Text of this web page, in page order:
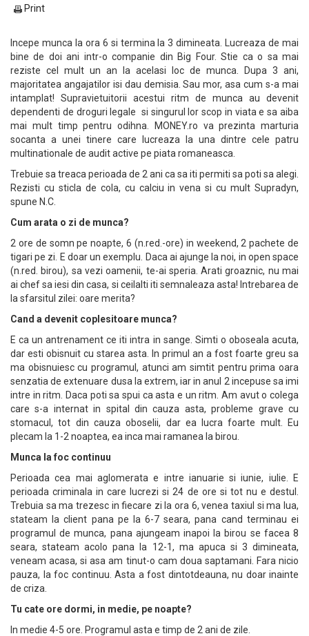
Print
Incepe munca la ora 6 si termina la 3 dimineata. Lucreaza de mai
bine de doi ani intr-o companie din Big Four. Stie ca o sa mai
reziste cel mult un an la acelasi loc de munca. Dupa 3 ani,
majoritatea angajatilor isi dau demisia. Sau mor, asa cum s-a mai
intamplat! Supravietuitorii acestui ritm de munca au devenit
dependenti de droguri legale si singurul lor scop in viata e sa aiba
mai mult timp pentru odihna. MONEY.ro va prezinta marturia
socanta a unei tinere care lucreaza la una dintre cele patru
multinationale de audit active pe piata romaneasca.
Trebuie sa treaca perioada de 2 ani ca sa iti permiti sa poti sa alegi.
Rezisti cu sticla de cola, cu calciu in vena si cu mult Supradyn,
spune N.C.
Cum arata o zi de munca?
2 ore de somn pe noapte, 6 (n.red.-ore) in weekend, 2 pachete de
tigari pe zi. E doar un exemplu. Daca ai ajunge la noi, in open space
(n.red. birou), sa vezi oamenii, te-ai speria. Arati groaznic, nu mai
ai chef sa iesi din casa, si ceilalti iti semnaleaza asta! Intrebarea de
la sfarsitul zilei: oare merita?
Cand a devenit coplesitoare munca?
E ca un antrenament ce iti intra in sange. Simti o oboseala acuta,
dar esti obisnuit cu starea asta. In primul an a fost foarte greu sa
ma obisnuiesc cu programul, atunci am simtit pentru prima oara
senzatia de extenuare dusa la extrem, iar in anul 2 incepuse sa imi
intre in ritm. Daca poti sa spui ca asta e un ritm. Am avut o colega
care s-a internat in spital din cauza asta, probleme grave cu
stomacul, tot din cauza oboselii, dar ea lucra foarte mult. Eu
plecam la 1-2 noaptea, ea inca mai ramanea la birou.
Munca la foc continuu
Perioada cea mai aglomerata e intre ianuarie si iunie, iulie. E
perioada criminala in care lucrezi si 24 de ore si tot nu e destul.
Trebuia sa ma trezesc in fiecare zi la ora 6, venea taxiul si ma lua,
stateam la client pana pe la 6-7 seara, pana cand terminau ei
programul de munca, pana ajungeam inapoi la birou se facea 8
seara, stateam acolo pana la 12-1, ma apuca si 3 dimineata,
veneam acasa, si asa am tinut-o cam doua saptamani. Fara nicio
pauza, la foc continuu. Asta a fost dintotdeauna, nu doar inainte
de criza.
Tu cate ore dormi, in medie, pe noapte?
In medie 4-5 ore. Programul asta e timp de 2 ani de zile.